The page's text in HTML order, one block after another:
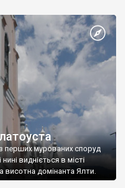
перших мурованих споруд
видніється в місті
висотна домінанта Ялти.